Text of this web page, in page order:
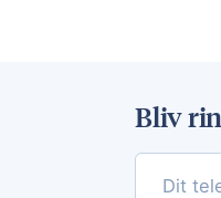
Bliv